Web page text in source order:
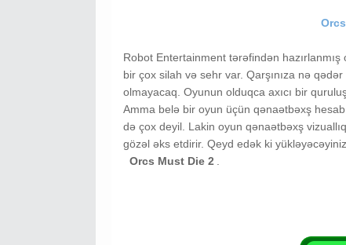
Robot Entertainment tərəfindən
bir çox silah və sehr var. Qarşınıza nə
olmayacaq. Oyunun olduqca axıcı bir
Amma belə bir oyun üçün qənaətbəxş
də çox deyil. Lakin oyun qənaətbəxş
gözəl əks etdirir. Qeyd edək ki
Orcs Must Die 2 .